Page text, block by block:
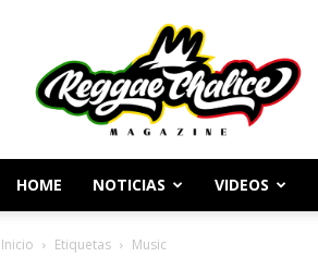
Periodismo
y
Cultura
Reggae
HOME NOTICIAS VIDEOS
Inicio Etiquetas Music